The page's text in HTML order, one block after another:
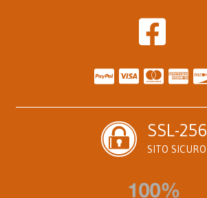
SSL-256
SITO SICURO